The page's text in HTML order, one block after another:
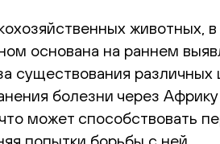
животных,
основана на раннем
существования
болезни через
может способствовать
попытки борьбы с ней.